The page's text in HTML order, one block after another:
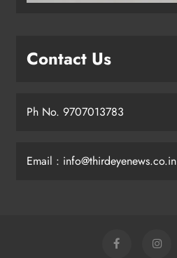
Contact Us
Ph No. 9707013783
Email : info@thirdeyenews.co.in